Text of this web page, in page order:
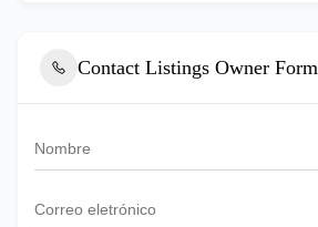
Contact Listings Owner Form